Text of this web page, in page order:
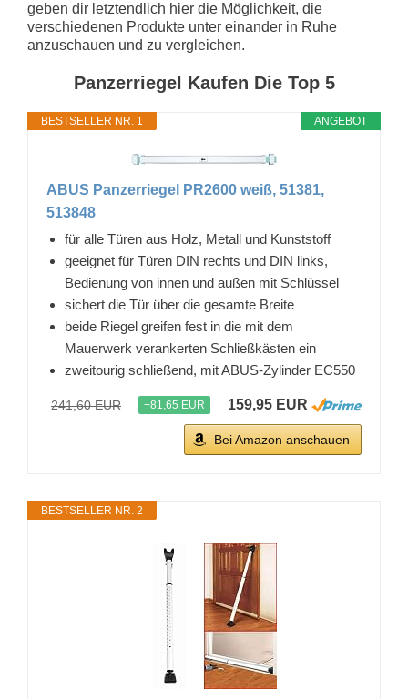
geben dir letztendlich hier die Möglichkeit, die
verschiedenen Produkte unter einander in Ruhe
anzuschauen und zu vergleichen.
Panzerriegel Kaufen Die Top 5
ANGEBOT
BESTSELLER NR. 1
ABUS Panzerriegel PR2600 weiß, 51381,
513848
für alle Türen aus Holz, Metall und Kunststoff
geeignet für Türen DIN rechts und DIN links,
Bedienung von innen und außen mit Schlüssel
sichert die Tür über die gesamte Breite
beide Riegel greifen fest in die mit dem
Mauerwerk verankerten Schließkästen ein
zweitourig schließend, mit ABUS-Zylinder EC550
241,60 EUR −81,65 EUR 159,95 EUR
Bei Amazon anschauen
BESTSELLER NR. 2